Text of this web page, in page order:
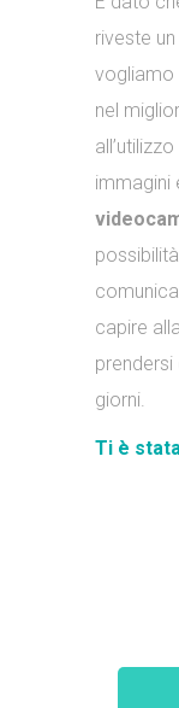
riveste
vogliamo
nel
immagini
capire
giorni.
Ti è